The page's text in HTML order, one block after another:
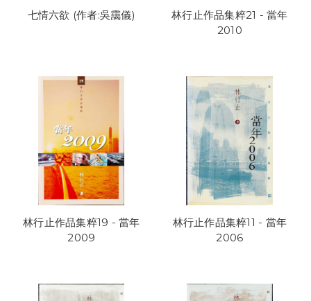
七情六欲 (作者:吳靄儀)
林行止作品集粹21 - 當年
2010
林行止作品集粹19 - 當年
2009
林行止作品集粹11 - 當年
2006